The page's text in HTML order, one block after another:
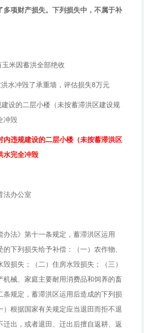
多项财产损失。下列损失中，不属于补
米因蓄洪全部绝收
水冲毁了承重墙，评估损失8万元
设的二层小楼（未按蓄滞洪区建设规
冲毁
内违规建设的二层小楼（未按蓄滞洪区
水完全冲毁
法办公室
办法》第十一条规定，蓄滞洪区运用
下列损失给予补偿：（一）农作物、
损失；（二）住房水毁损失；（三）
机械、家庭主要耐用消费品和饲养的畜
条规定，蓄滞洪区运用后造成的下列损
）根据国家有关规定应当退田而拒不退
迁出，或者退田、迁出后擅自返耕、返